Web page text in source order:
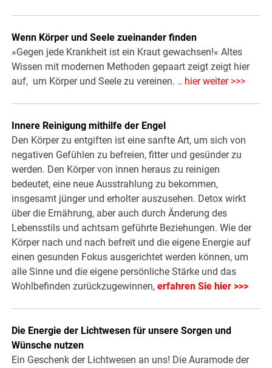
Wenn Körper und Seele zueinander finden
»Gegen jede Krankheit ist ein Kraut gewachsen!« Altes
Wissen mit modernen Methoden gepaart zeigt zeigt hier
auf, um Körper und Seele zu vereinen. .. hier weiter >>>
Innere Reinigung mithilfe der Engel
Den Körper zu entgiften ist eine sanfte Art, um sich von
negativen Gefühlen zu befreien, fitter und gesünder zu
werden. Den Körper von innen heraus zu reinigen
bedeutet, eine neue Ausstrahlung zu bekommen,
insgesamt jünger und erholter auszusehen. Detox wirkt
über die Ernährung, aber auch durch Änderung des
Lebensstils und achtsam geführte Beziehungen. Wie der
Körper nach und nach befreit und die eigene Energie auf
einen gesunden Fokus ausgerichtet werden können, um
alle Sinne und die eigene persönliche Stärke und das
Wohlbefinden zurückzugewinnen, erfahren Sie hier >>>
Die Energie der Lichtwesen für unsere Sorgen und
Wünsche nutzen
Ein Geschenk der Lichtwesen an uns! Die Auramode der